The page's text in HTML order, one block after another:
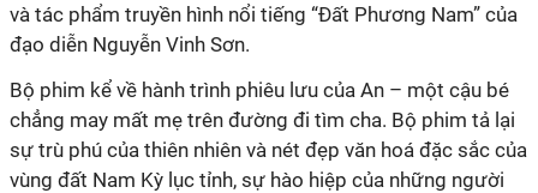
và tác phẩm truyền hình nổi tiếng “Đất Phương Nam” của
đạo diễn Nguyễn Vinh Sơn.
Bộ phim kể về hành trình phiêu lưu của An – một cậu bé
chẳng may mất mẹ trên đường đi tìm cha. Bộ phim tả lại
sự trù phú của thiên nhiên và nét đẹp văn hoá đặc sắc của
vùng đất Nam Kỳ lục tỉnh, sự hào hiệp của những người